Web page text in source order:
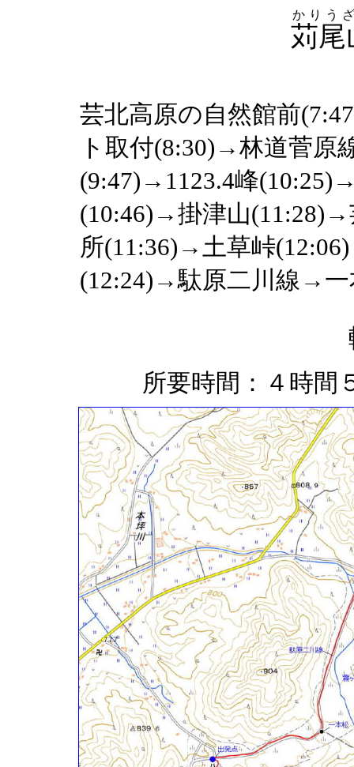
苅尾
かりう
芸北高原の自然館前
ト取付(8:30)→林道菅原
(9:47)→1123.4峰
(10:46)→掛津山
所(11:36)→土草峠
(12:24)→駄原二川線→一
所要時間：４時